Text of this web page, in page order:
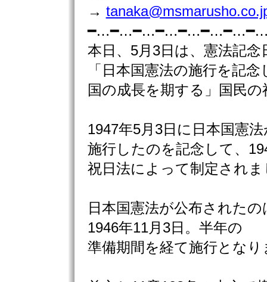
→
本日、5月3日は、憲法記念
「日本国憲法の施行を記念
国の成長を期する」国民の
1947年5月3日に日本国憲法
施行したのを記念して、
祝日法によって制定されま
日本国憲法が公布されたの
1946年11月3日。半年の
準備期間を経て施行となり